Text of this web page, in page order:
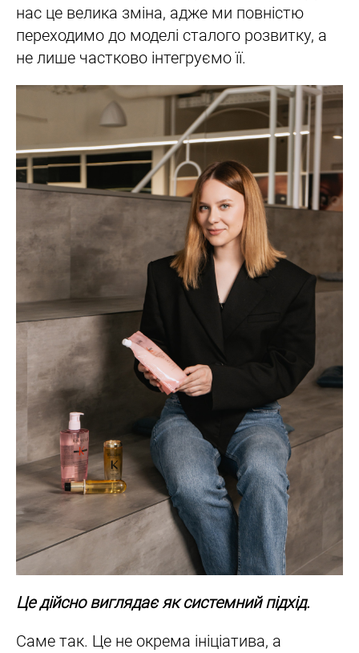
нас це велика зміна, адже ми повністю
переходимо до моделі сталого розвитку, а
не лише частково інтегруємо її.
Це дійсно виглядає як системний підхід.
Саме так. Це не окрема ініціатива, а